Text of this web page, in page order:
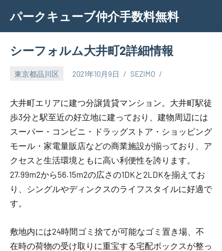
content
パークキューブ仲介手数料無料
シーフォルム大井町2詳細情報
東京都品川区 2021年10月9日 SEZIMO
大井町エリアに建つ分譲賃貸マンション。大井町駅徒
歩3分と駅至近の好立地に建っており、建物周辺には
スーパー・コンビニ・ドラッグストア・ショッピング
モール・家電量販店などの商業施設が揃っており、ア
クセスと生活環境ともに高い利便性を誇ります。
27.99m2から56.15m2の広さの1DKと2LDKを揃えてお
り、シングルやディンクスのライフスタイルに好適で
す。
敷地内には24時間ゴミ捨てが可能なゴミ置き場、不
在時の荷物の受け取りに重宝する宅配ボックスが整っ